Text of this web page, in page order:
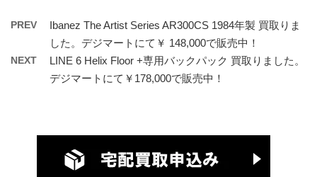
PREV
Ibanez The Artist Series AR300CS 1984年製 買取りま
した。デジマートにて￥ 148,000で販売中！
NEXT
LINE 6 Helix Floor +専用バックパック 買取りました。
デジマートにて￥178,000で販売中！